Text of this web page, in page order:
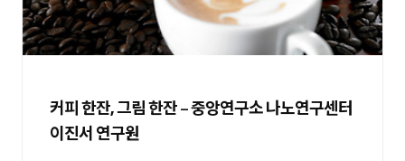
커피 한잔, 그림 한잔 – 중앙연구소 나노연구센터
이진서 연구원